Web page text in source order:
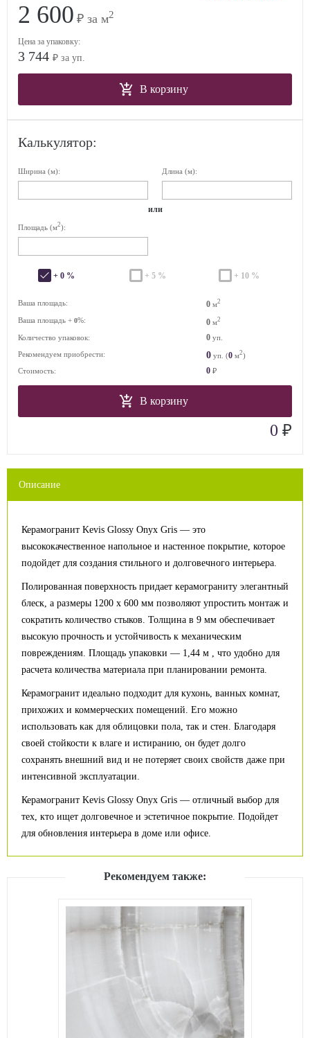
2 600 ₽ за м2
Цена за упаковку:
3 744 ₽ за уп.
В корзину
Калькулятор:
Ширина (м): Длина (м):
или
Площадь (м2):
+ 0 % + 5 % + 10 %
Ваша площадь: 0 м2
Ваша площадь + 0%: 0 м2
Количество упаковок: 0 уп.
Рекомендуем приобрести:
0 уп. (0 м2)
Стоимость:
0 ₽
В корзину
0 ₽
Описание
Керамогранит Kevis Glossy Onyx Gris — это
высококачественное напольное и настенное покрытие, которое
подойдет для создания стильного и долговечного интерьера.
Полированная поверхность придает керамограниту элегантный
блеск, а размеры 1200 x 600 мм позволяют упростить монтаж и
сократить количество стыков. Толщина в 9 мм обеспечивает
высокую прочность и устойчивость к механическим
повреждениям. Площадь упаковки — 1,44 м , что удобно для
расчета количества материала при планировании ремонта.
Керамогранит идеально подходит для кухонь, ванных комнат,
прихожих и коммерческих помещений. Его можно
использовать как для облицовки пола, так и стен. Благодаря
своей стойкости к влаге и истиранию, он будет долго
сохранять внешний вид и не потеряет своих свойств даже при
интенсивной эксплуатации.
Керамогранит Kevis Glossy Onyx Gris — отличный выбор для
тех, кто ищет долговечное и эстетичное покрытие. Подойдет
для обновления интерьера в доме или офисе.
Рекомендуем также: